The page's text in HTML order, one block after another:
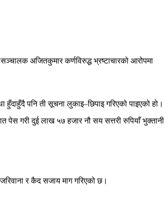
अजितकुमार कर्णविरुद्ध भ्रष्टाचारको आरोपमा
पनि ती सूचना लुकाइ–छिपाइ गरिएको पाइएको हो।
पेस गरी दुई लाख ५७ हजार नौ सय सत्तरी रुपियाँ भुक्तानी
र कैद सजाय माग गरिएको छ।